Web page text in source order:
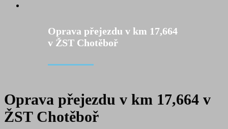
Oprava přejezdu v km 17,664
v ŽST Chotěboř
Oprava přejezdu v km 17,664 v
ŽST Chotěboř